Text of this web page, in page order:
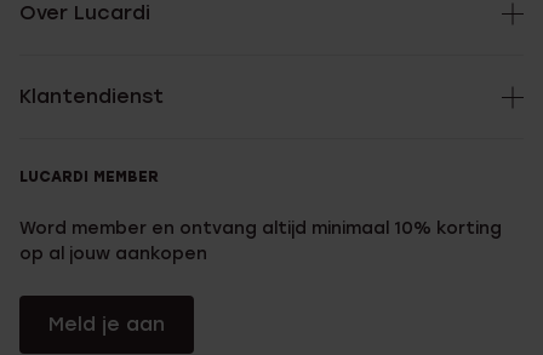
Over Lucardi
Klantendienst
LUCARDI MEMBER
Word member en ontvang altijd minimaal 10% korting
op al jouw aankopen
Meld je aan